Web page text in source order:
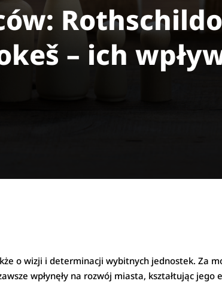
– ich
o wizji i determinacji wybitnych jednostek. Za
wpłynęły na rozwój miasta, kształtując jego